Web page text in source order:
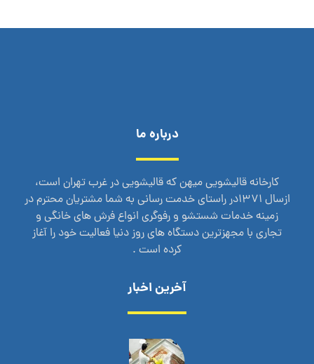
درباره ما
کارخانه قالیشویی میهن که قالیشویی در غرب تهران است،
ازسال 1371در راستای خدمت رسانی به شما مشتریان محترم در
زمینه خدمات شستشو و رفوگری انواع فرش های خانگی و
تجاری با مجهزترین دستگاه های روز دنیا فعالیت خود را آغاز
کرده است .
آخرین اخبار